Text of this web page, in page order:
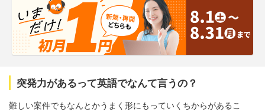
突発力があるって英語でなんて言うの？
難しい案件でもなんとかうまく形にもっていくちからがあるこ